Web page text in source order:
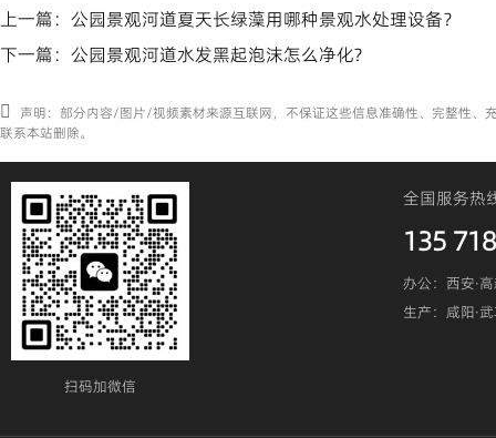
上一篇： 公园景观河道夏天长绿藻用哪种景观水处理设备？
下一篇： 公园景观河道水发黑起泡沫怎么净化?
声明：部分内容/图片/视频素材来源互联网，不保证这些信息准确性、完整性、
联系本站删除。
扫码加微信​
全国服务热
135
办公：西安·
生产：咸阳·